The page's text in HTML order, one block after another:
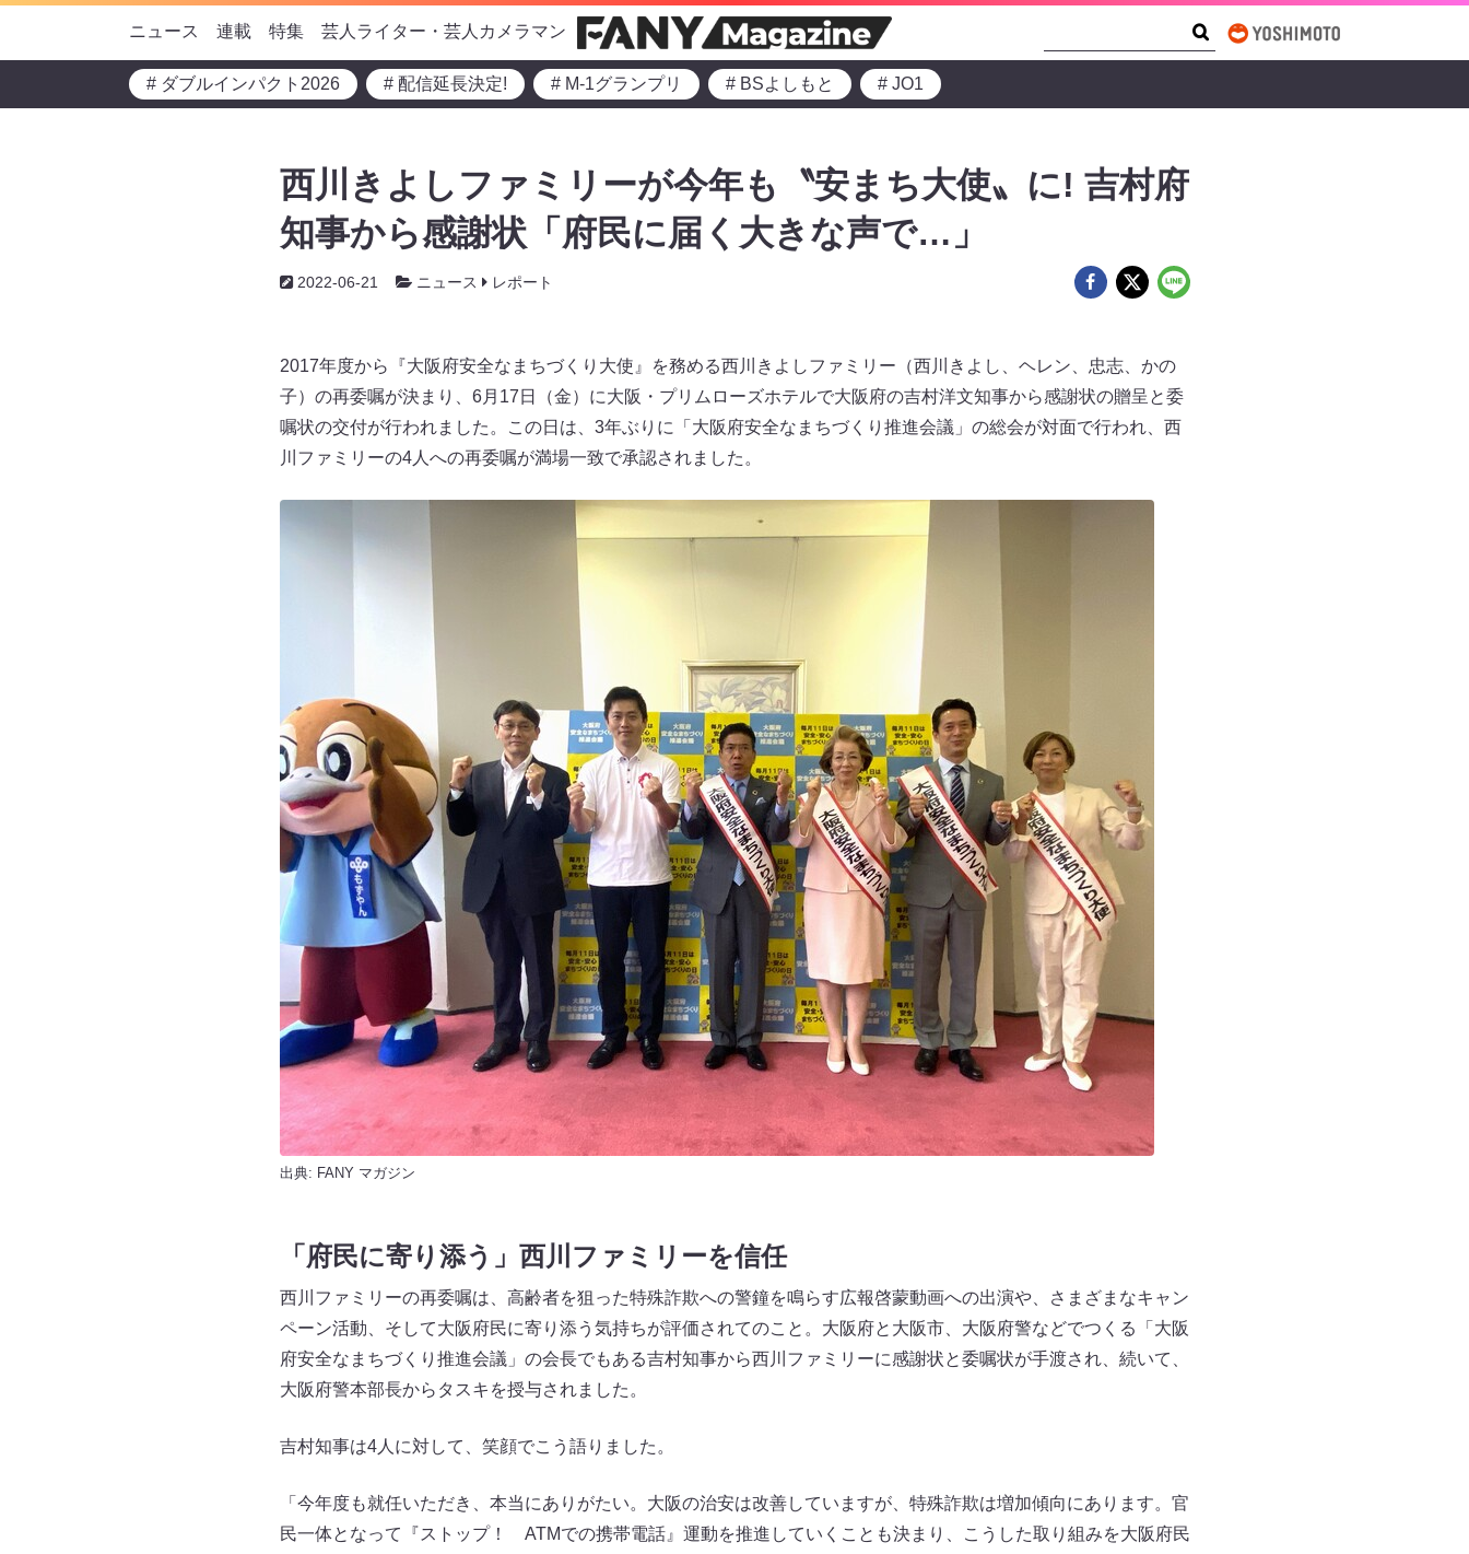
ニュース 連載 特集 芸人ライター・芸人カメラマン
# ダブルインパクト2026 # 配信延長決定! # M-1グランプリ # BSよしもと # JO1
西川きよしファミリーが今年も〝安まち大使〟に! 吉村府
知事から感謝状「府民に届く大きな声で…」
2022-06-21 ニュース レポート
2017年度から『大阪府安全なまちづくり大使』を務める西川きよしファミリー（西川きよし、ヘレン、忠志、かの
子）の再委嘱が決まり、6月17日（金）に大阪・プリムローズホテルで大阪府の吉村洋文知事から感謝状の贈呈と委
嘱状の交付が行われました。この日は、3年ぶりに「大阪府安全なまちづくり推進会議」の総会が対面で行われ、西
川ファミリーの4人への再委嘱が満場一致で承認されました。
出典: FANY マガジン
「府民に寄り添う」西川ファミリーを信任
西川ファミリーの再委嘱は、高齢者を狙った特殊詐欺への警鐘を鳴らす広報啓蒙動画への出演や、さまざまなキャン
ペーン活動、そして大阪府民に寄り添う気持ちが評価されてのこと。大阪府と大阪市、大阪府警などでつくる「大阪
府安全なまちづくり推進会議」の会長でもある吉村知事から西川ファミリーに感謝状と委嘱状が手渡され、続いて、
大阪府警本部長からタスキを授与されました。
吉村知事は4人に対して、笑顔でこう語りました。
「今年度も就任いただき、本当にありがたい。大阪の治安は改善していますが、特殊詐欺は増加傾向にあります。官
民一体となって『ストップ！ ATMでの携帯電話』運動を推進していくことも決まり、こうした取り組みを大阪府民